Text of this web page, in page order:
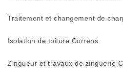
Traitement et changement de
Isolation de toiture Correns
Zingueur et travaux de zinguerie